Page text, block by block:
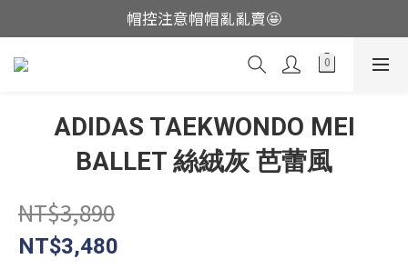
這裡現貨不用等👟
帽控注意帽帽亂亂賣🤩
這裡現貨不用等👟
ADIDAS TAEKWONDO MEI
BALLET 絲絨灰 芭蕾風
NT$3,890
NT$3,480